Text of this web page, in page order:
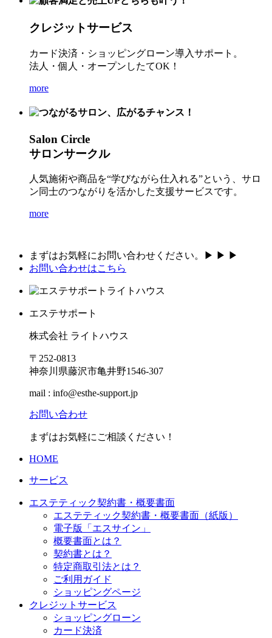
クレジットサービス
カード決済・ショッピングローン導入サポート。
法人・個人・オープンしたてOK！
more
Salon Circle
サロンサークル
人気施術や商品を“学びながら仕入れる”という、サロ
ン同士のつながりを活かした支援サービスです。
more
まずはお気軽にお問い合わせください。
▶︎ ▶︎ ▶︎
お問い合わせはこちら
エステサポート
株式会社 ライトハウス
〒252-0813
神奈川県藤沢市亀井野1546-307
mail : info@esthe-support.jp
お問い合わせ
まずはお気軽にご相談ください！
HOME
サービス
エステティック契約書・概要書面
エステティック契約書・概要書面（紙版）
電子版「エスサイン」
概要書面とは？
契約書とは？
特定商取引法とは？
ご利用ガイド
ショッピングページ
クレジットサービス
ショッピングローン
カード決済